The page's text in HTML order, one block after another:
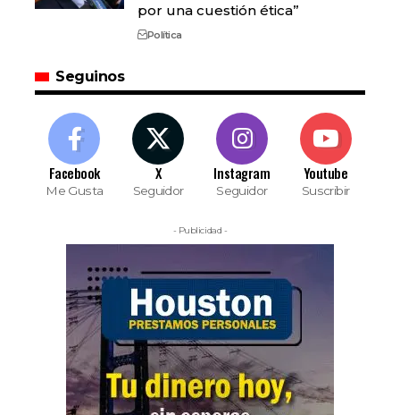
por una cuestión ética”
Política
Seguinos
Facebook
Me Gusta
X
Seguidor
Instagram
Seguidor
Youtube
Suscribir
- Publicidad -